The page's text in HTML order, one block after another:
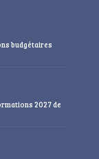
budgétaires
2027 de